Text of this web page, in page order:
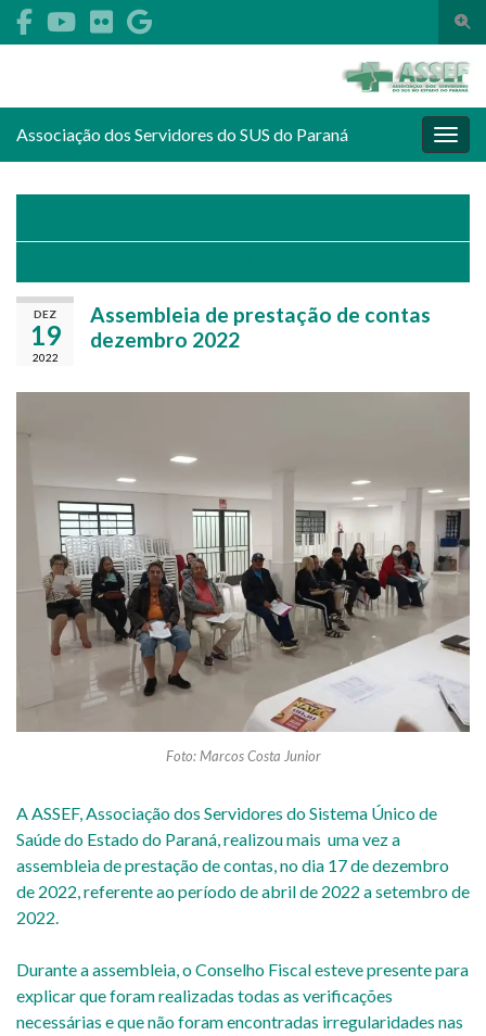
Associação dos Servidores do SUS do Paraná
DEZ
19
2022
Assembleia de prestação de contas
dezembro 2022
Foto: Marcos Costa Junior
A ASSEF, Associação dos Servidores do Sistema Único de
Saúde do Estado do Paraná, realizou mais uma vez a
assembleia de prestação de contas, no dia 17 de dezembro
de 2022, referente ao período de abril de 2022 a setembro de
2022.
Durante a assembleia, o Conselho Fiscal esteve presente para
explicar que foram realizadas todas as verificações
necessárias e que não foram encontradas irregularidades nas